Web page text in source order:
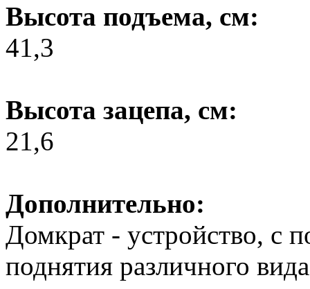
Высота подъема, см:
41,3
Высота зацепа, см:
21,6
Дополнительно:
Домкрат - устройство, с
поднятия различного